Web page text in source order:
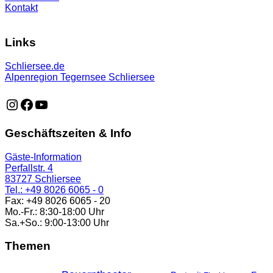
Kontakt
Links
Schliersee.de
Alpenregion Tegernsee Schliersee
https://www.instagram.com/
https://www.facebook.com/schliersee
https://music.youtube.com/
Geschäftszeiten & Info
Gäste-Information
Perfallstr. 4
83727 Schliersee
Tel.: +49 8026 6065 - 0
Fax: +49 8026 6065 - 20
Mo.-Fr.: 8:30-18:00 Uhr
Sa.+So.: 9:00-13:00 Uhr
Themen